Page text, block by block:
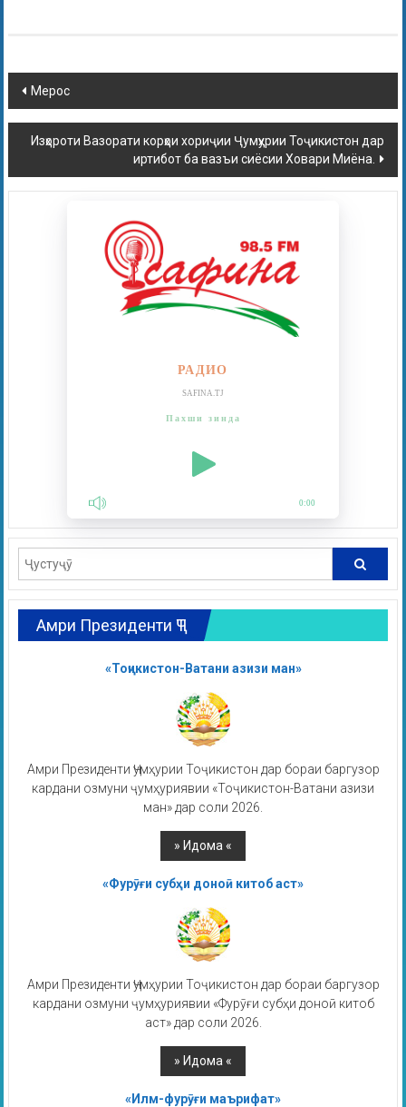
Мерос
Изҳороти Вазорати корҳои хориҷии Ҷумҳурии Тоҷикистон дар
иртибот ба вазъи сиёсии Ховари Миёна.
РАДИО
SAFINA.TJ
Пахши зинда
0:00
Амри Президенти ҶТ
«Тоҷикистон-Ватани азизи ман»
Амри Президенти Ҷумҳурии Тоҷикистон дар бораи баргузор
кардани озмуни ҷумҳуриявии «Тоҷикистон-Ватани азизи
ман» дар соли 2026.
«Фурӯғи субҳи доноӣ китоб аст»
Амри Президенти Ҷумҳурии Тоҷикистон дар бораи баргузор
кардани озмуни ҷумҳуриявии «Фурӯғи субҳи доноӣ китоб
аст» дар соли 2026.
«Илм-фурӯғи маърифат»